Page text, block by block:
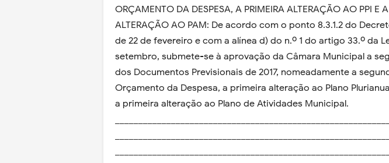
ORÇAMENTO DA DESPESA, A PRIMEIRA ALTERAÇÃO AO PPI E
ALTERAÇÃO AO PAM: De acordo com o ponto 8.3.1.2 do
de 22 de fevereiro e com a alínea d) do n.º 1 do artigo 33.º da
setembro, submete-se à aprovação da Câmara Municipal a
dos Documentos Previsionais de 2017, nomeadamente a
Orçamento da Despesa, a primeira alteração ao Plano
a primeira alteração ao Plano de Atividades Municipal.